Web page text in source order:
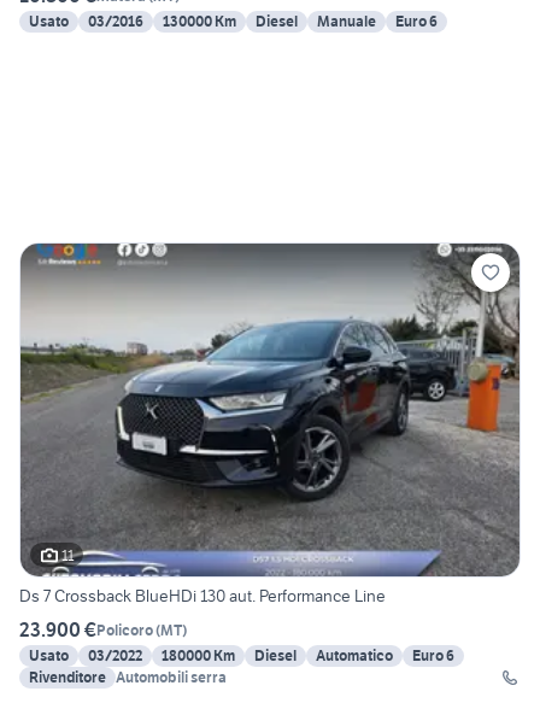
Usato
03/2016 130000 Km Diesel Manuale Euro 6
11
Ds 7 Crossback BlueHDi 130 aut. Performance Line
23.900 €Policoro(MT)
Usato
03/2022 180000 Km Diesel Automatico
Euro 6
Rivenditore Automobili serra